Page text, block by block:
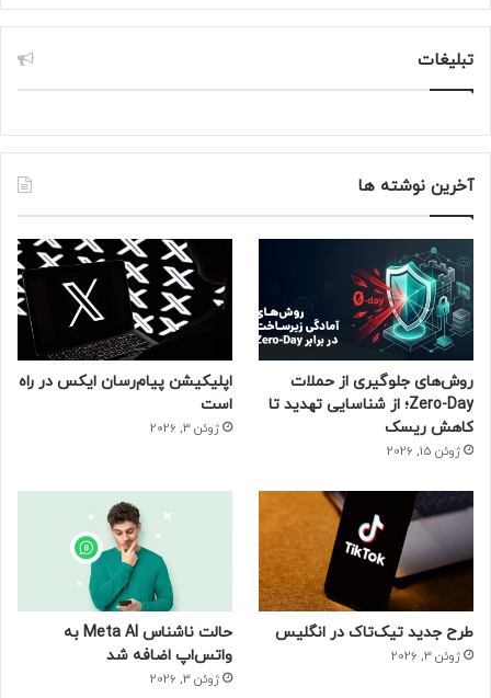
تبلیغات
آخرین نوشته ها
روش‌های جلوگیری از حملات
Zero-Day؛ از شناسایی تهدید تا
کاهش ریسک
ژوئن 15, 2026
اپلیکیشن پیام‌رسان ایکس در راه
است
ژوئن 3, 2026
طرح جدید تیک‌تاک در انگلیس
ژوئن 3, 2026
حالت ناشناس Meta AI به
واتس‌اپ اضافه شد
ژوئن 3, 2026